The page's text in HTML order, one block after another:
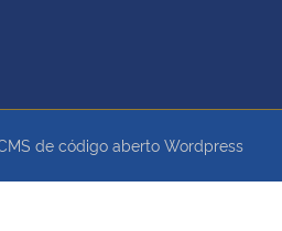
de código aberto Wordpress